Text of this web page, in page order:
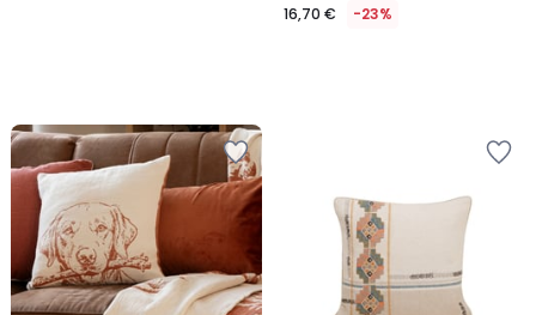
16,70 € -23%